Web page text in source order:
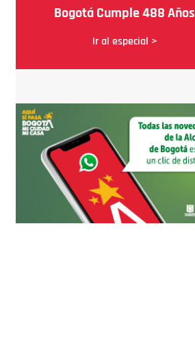
Bogotá Cumple 488 Años
Ir al especial >